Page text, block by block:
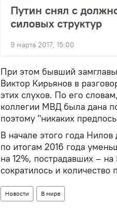
Путин снял с
силовых структур
9 марта 2017, 15:00
При этом бывший
Виктор Кирьянов в
этих слухов. По его
коллегии МВД была дана
поэтому "никаких
В начале этого года
по итогам 2016 года
на 12%, пострадавших –
сократилось и
Новости В мире